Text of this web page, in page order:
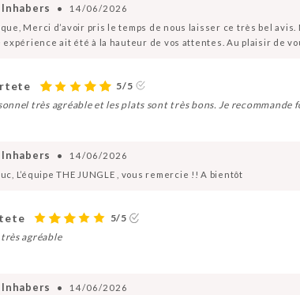
•
14/06/2026
Merci d’avoir pris le temps de nous laisser ce très bel
ait été à la hauteur de vos attentes. Au plaisir de
5/5
très agréable et les plats sont très bons. Je recommande
•
14/06/2026
L’équipe THE JUNGLE , vous remercie !! A bientôt
5/5
agréable
•
14/06/2026